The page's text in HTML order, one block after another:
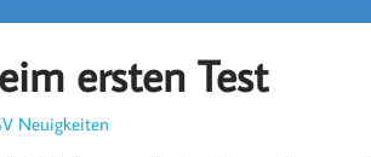
ersten Test
Neuigkeiten